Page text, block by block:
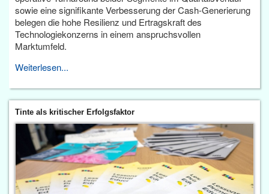
sowie eine signifikante Verbesserung der Cash-Generierung
belegen die hohe Resilienz und Ertragskraft des
Technologiekonzerns in einem anspruchsvollen
Marktumfeld.
Weiterlesen...
Tinte als kritischer Erfolgsfaktor